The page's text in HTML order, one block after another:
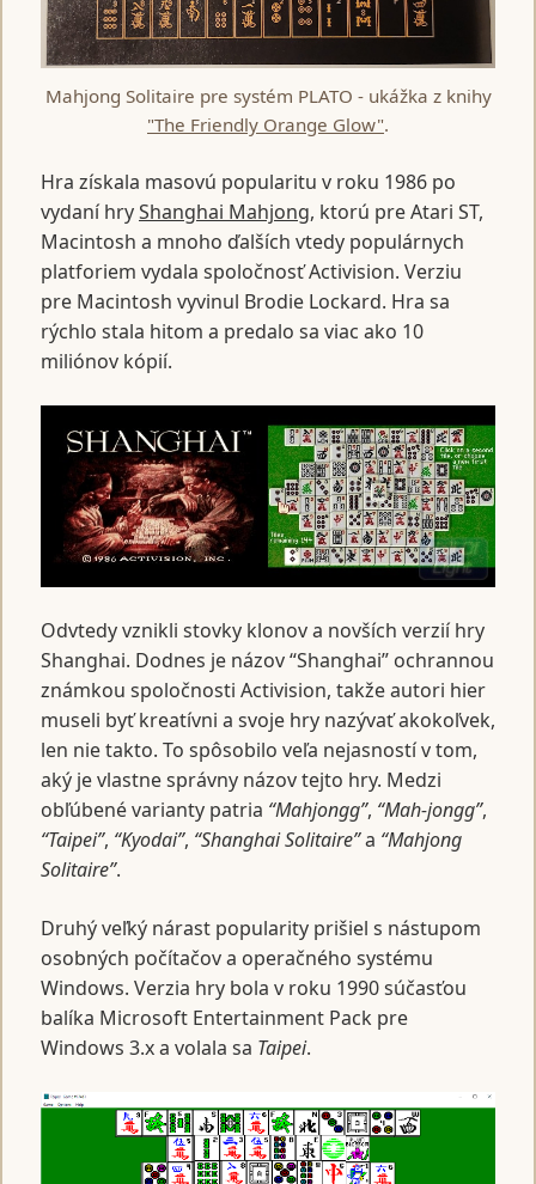
Mahjong Solitaire pre systém PLATO - ukážka z knihy
"The Friendly Orange Glow".
Hra získala masovú popularitu v roku 1986 po
vydaní hryShanghai Mahjong, ktorú pre Atari ST,
Macintosh a mnoho ďalších vtedy populárnych
platforiem vydala spoločnosť Activision. Verziu
pre Macintosh vyvinul Brodie Lockard. Hra sa
rýchlo stala hitom a predalo sa viac ako 10
miliónov kópií.
Odvtedy vznikli stovky klonov a novších verzií hry
Shanghai. Dodnes je názov “Shanghai” ochrannou
známkou spoločnosti Activision, takže autori hier
museli byť kreatívni a svoje hry nazývať akokoľvek,
len nie takto. To spôsobilo veľa nejasností v tom,
aký je vlastne správny názov tejto hry. Medzi
obľúbené varianty patria “Mahjongg”, “Mah-jongg”,
“Taipei”, “Kyodai”, “Shanghai Solitaire”a “Mahjong
Solitaire”.
Druhý veľký nárast popularity prišiel s nástupom
osobných počítačov a operačného systému
Windows. Verzia hry bola v roku 1990 súčasťou
balíka Microsoft Entertainment Pack pre
Windows 3.x a volala sa Taipei.